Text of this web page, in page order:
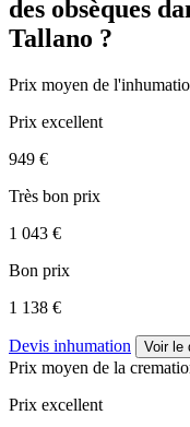
des obsèques
Tallano ?
Prix moyen de
Prix excellent
949 €
Très bon prix
1 043 €
Bon prix
1 138 €
Devis inhumation Voir le
Prix moyen de la
Prix excellent